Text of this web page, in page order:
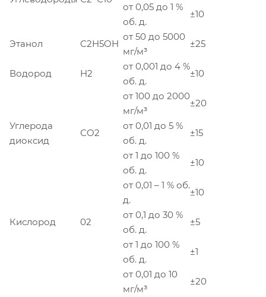
от 0,05 до 1 %
об. д.
±10
Этанол C2H5OH
от 50 до 5000
мг/м³
±25
Водород H2
от 0,001 до 4 %
об. д.
±10
Углерода
диоксид
СО2
от 100 до 2000
мг/м³
±20
от 0,01 до 5 %
об. д.
±15
от 1 до 100 %
об. д.
±10
Кислород 02
от 0,01 – 1 % об.
д.
±10
от 0,1 до 30 %
об. д.
±5
от 1 до 100 %
об. д.
±1
от 0,01 до 10
мг/м³
±20